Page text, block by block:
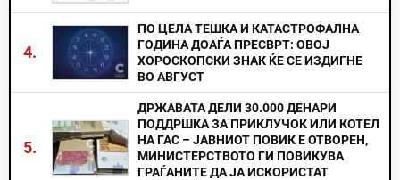
4.
ПО ЦЕЛА ТЕШКА И КАТАСТРОФАЛНА
ГОДИНА ДОАЃА ПРЕСВРТ: ОВОЈ
ХОРОСКОПСКИ ЗНАК ЌЕ СЕ ИЗДИГНЕ
ВО АВГУСТ
5.
ДРЖАВАТА ДЕЛИ 30.000 ДЕНАРИ
ПОДДРШКА ЗА ПРИКЛУЧОК ИЛИ КОТЕЛ
НА ГАС – ЈАВНИОТ ПОВИК Е ОТВОРЕН,
МИНИСТЕРСТВОТО ГИ ПОВИКУВА
ГРАЃАНИТЕ ДА ЈА ИСКОРИСТАТ